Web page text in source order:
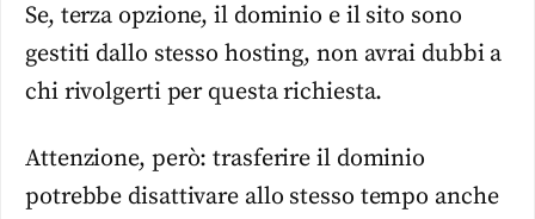
Se, terza opzione, il dominio e il sito sono
gestiti dallo stesso hosting, non avrai dubbi a
chi rivolgerti per questa richiesta.
Attenzione, però: trasferire il dominio
potrebbe disattivare allo stesso tempo anche